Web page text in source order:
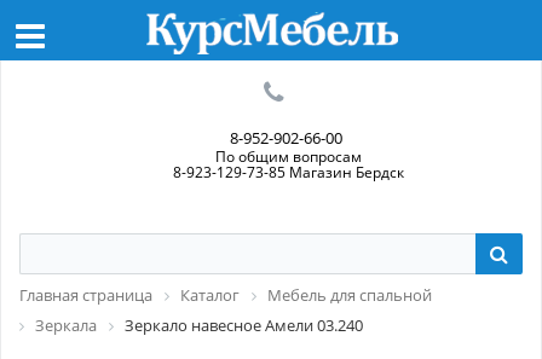
8-952-902-66-00
По общим вопросам
8-923-129-73-85 Магазин Бердск
Главная страница Каталог
Мебель для спальной
Зеркала
Зеркало навесное Амели 03.240